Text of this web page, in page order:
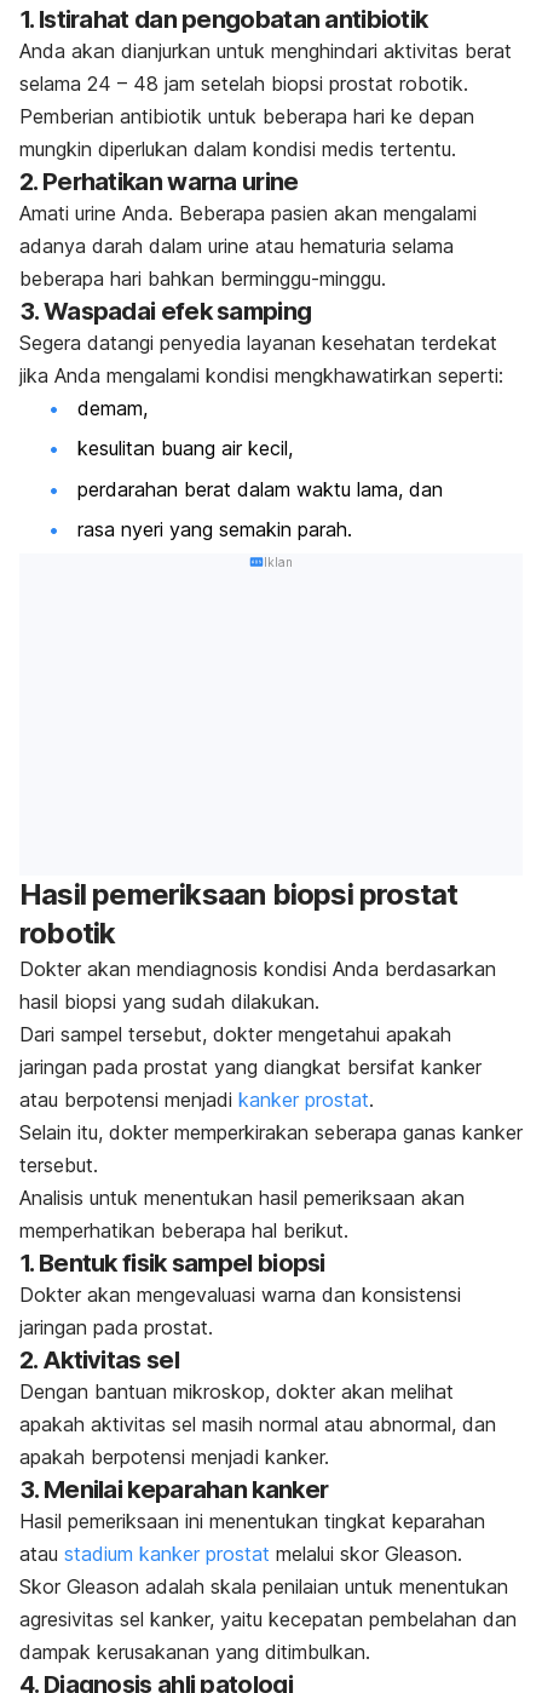
1. Istirahat dan pengobatan antibiotik
Anda akan dianjurkan untuk menghindari aktivitas berat
selama 24 – 48 jam setelah biopsi prostat robotik.
Pemberian antibiotik untuk beberapa hari ke depan
mungkin diperlukan dalam kondisi medis tertentu.
2. Perhatikan warna urine
Amati urine Anda. Beberapa pasien akan mengalami
adanya darah dalam urine atau hematuria selama
beberapa hari bahkan berminggu-minggu.
3. Waspadai efek samping
Segera datangi penyedia layanan kesehatan terdekat
jika Anda mengalami kondisi mengkhawatirkan seperti:
demam,
kesulitan buang air kecil,
perdarahan berat dalam waktu lama, dan
rasa nyeri yang semakin parah.
Iklan
Hasil pemeriksaan biopsi prostat
robotik
Dokter akan mendiagnosis kondisi Anda berdasarkan
hasil biopsi yang sudah dilakukan.
Dari sampel tersebut, dokter mengetahui apakah
jaringan pada prostat yang diangkat bersifat kanker
atau berpotensi menjadi kanker prostat.
Selain itu, dokter memperkirakan seberapa ganas kanker
tersebut.
Analisis untuk menentukan hasil pemeriksaan akan
memperhatikan beberapa hal berikut.
1. Bentuk fisik sampel biopsi
Dokter akan mengevaluasi warna dan konsistensi
jaringan pada prostat.
2. Aktivitas sel
Dengan bantuan mikroskop, dokter akan melihat
apakah aktivitas sel masih normal atau abnormal, dan
apakah berpotensi menjadi kanker.
3. Menilai keparahan kanker
Hasil pemeriksaan ini menentukan tingkat keparahan
atau stadium kanker prostat melalui skor Gleason.
Skor Gleason adalah skala penilaian untuk menentukan
agresivitas sel kanker, yaitu kecepatan pembelahan dan
dampak kerusakanan yang ditimbulkan.
4. Diagnosis ahli patologi